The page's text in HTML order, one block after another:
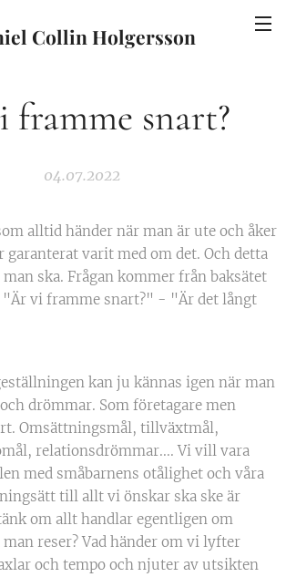
Collin Holgersson
framme snart?
04.07.2022
alltid händer när man är ute och åker
garanterat varit med om det. Och detta
ska. Frågan kommer från baksätet
"Är vi framme snart?" - "Är det långt
kan ju kännas igen när man
drömmar. Som företagare men
Omsättningsmål, tillväxtmål,
relationsdrömmar.... Vi vill vara
med småbarnens otålighet och våra
till allt vi önskar ska ske är
om allt handlar egentligen om
man reser? Vad händer om vi lyfter
och tempo och njuter av utsikten